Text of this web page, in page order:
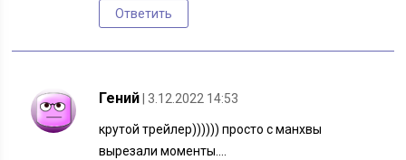
Ответить
Гений | 3.12.2022 14:53
крутой трейлер)))))) просто с манхвы
вырезали моменты….